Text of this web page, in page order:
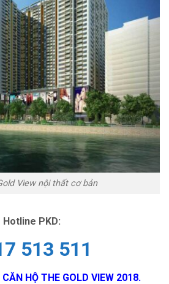
View nội thất cơ bản
Hotline PKD:
513 511
HỘ THE GOLD VIEW 2018.